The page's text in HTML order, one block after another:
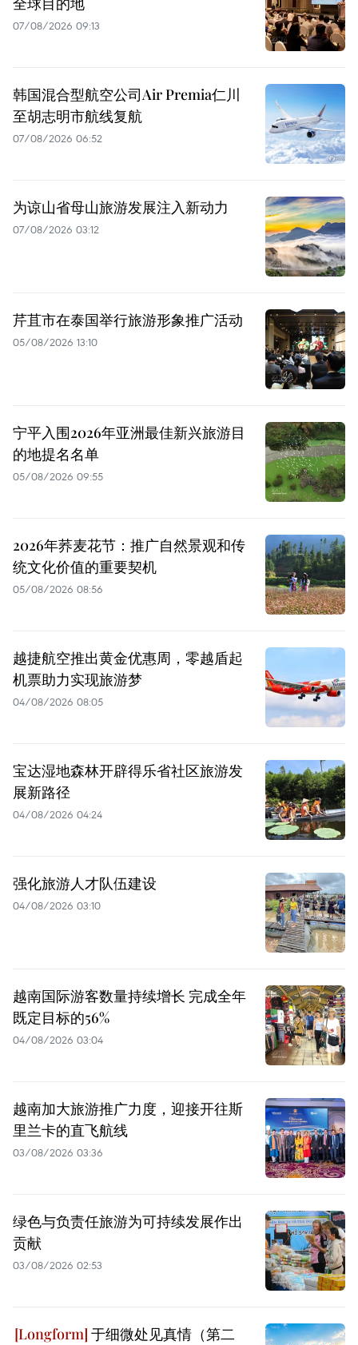
07/08/2026 09:13
韩国混合型航空公司Air Premia仁川
至胡志明市航线复航
07/08/2026 06:52
为谅山省母山旅游发展注入新动力
07/08/2026 03:12
芹苴市在泰国举行旅游形象推广活动
05/08/2026 13:10
宁平入围2026年亚洲最佳新兴旅游目
的地提名名单
05/08/2026 09:55
2026年荞麦花节：推广自然景观和传
统文化价值的重要契机
05/08/2026 08:56
越捷航空推出黄金优惠周，零越盾起
机票助力实现旅游梦
04/08/2026 08:05
宝达湿地森林开辟得乐省社区旅游发
展新路径
04/08/2026 04:24
强化旅游人才队伍建设
04/08/2026 03:10
越南国际游客数量持续增长 完成全年
既定目标的56%
04/08/2026 03:04
越南加大旅游推广力度，迎接开往斯
里兰卡的直飞航线
03/08/2026 03:36
绿色与负责任旅游为可持续发展作出
贡献
03/08/2026 02:53
于细微处见真情（第二